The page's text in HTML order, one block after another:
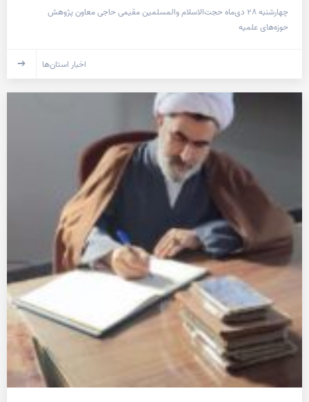
چهارشنبه ٢٨ دی‌ماه حجت‌الاسلام والمسلمین مقیمی حاجی معاون پژوهش
حوزه‌های علمیه
اخبار استان‌ها